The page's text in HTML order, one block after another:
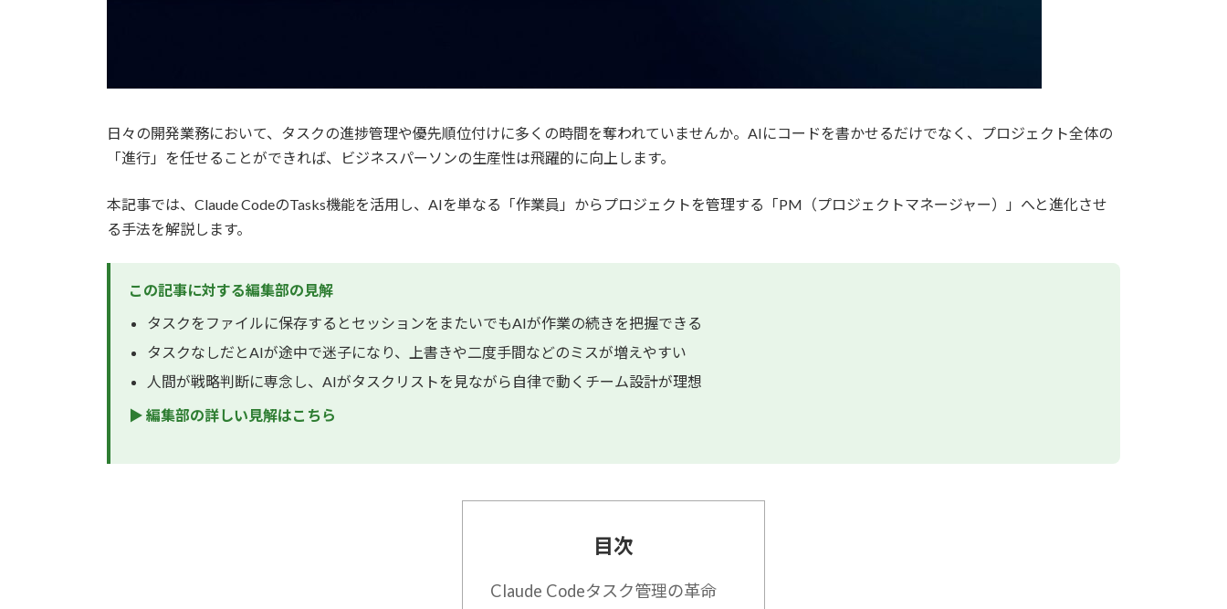
日々の開発業務において、タスクの進捗管理や優先順位付けに多くの時間を奪われていませんか。AIにコードを書かせるだけでなく、プロジェクト全体の
「進行」を任せることができれば、ビジネスパーソンの生産性は飛躍的に向上します。
本記事では、Claude CodeのTasks機能を活用し、AIを単なる「作業員」からプロジェクトを管理する「PM（プロジェクトマネージャー）」へと進化させ
る手法を解説します。
この記事に対する編集部の見解
タスクをファイルに保存するとセッションをまたいでもAIが作業の続きを把握できる
タスクなしだとAIが途中で迷子になり、上書きや二度手間などのミスが増えやすい
人間が戦略判断に専念し、AIがタスクリストを見ながら自律で動くチーム設計が理想
▶ 編集部の詳しい見解はこちら
目次
Claude Codeタスク管理の革命